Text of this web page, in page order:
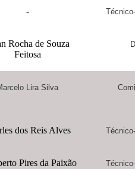
-
Rocha de Souza
Feitosa
Lira Silva
dos Reis Alves
Pires da Paixão